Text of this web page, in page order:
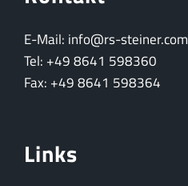
E-Mail: info@rs-steiner.com
Tel: +49 8641 598360
Fax: +49 8641 598364
Links